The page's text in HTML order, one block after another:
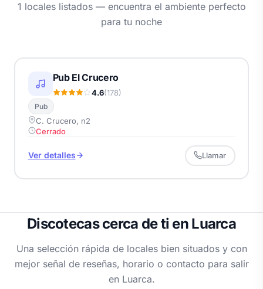
1 locales listados — encuentra el ambiente perfecto
para tu noche
Pub El Crucero
4.6(178)
Pub
C. Crucero, n2
Cerrado
Ver detalles Llamar
Discotecas cerca de ti en Luarca
Una selección rápida de locales bien situados y con
mejor señal de reseñas, horario o contacto para salir
en Luarca.